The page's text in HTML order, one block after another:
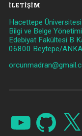
İLETIŞIM
Hacettepe Üniversitesi
Bilgi ve Belge
Edebiyat Fakültesi B
06800 Beytepe/
YouTube GitHub X